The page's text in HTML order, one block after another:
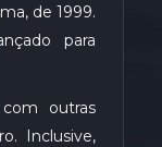
de 1999.
para
outras
Inclusive,